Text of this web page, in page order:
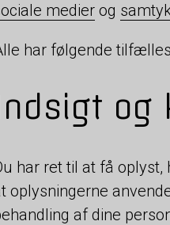
medier og
har følgende
og
har ret til at få oplyst,
oplysningerne
af dine